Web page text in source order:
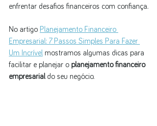
enfrentar desafios financeiros com confiança.
No artigo Planejamento Financeiro
Empresarial: 7 Passos Simples Para Fazer
Um Incrível mostramos algumas dicas para
facilitar e planejar o planejamento financeiro
empresarial do seu negócio.